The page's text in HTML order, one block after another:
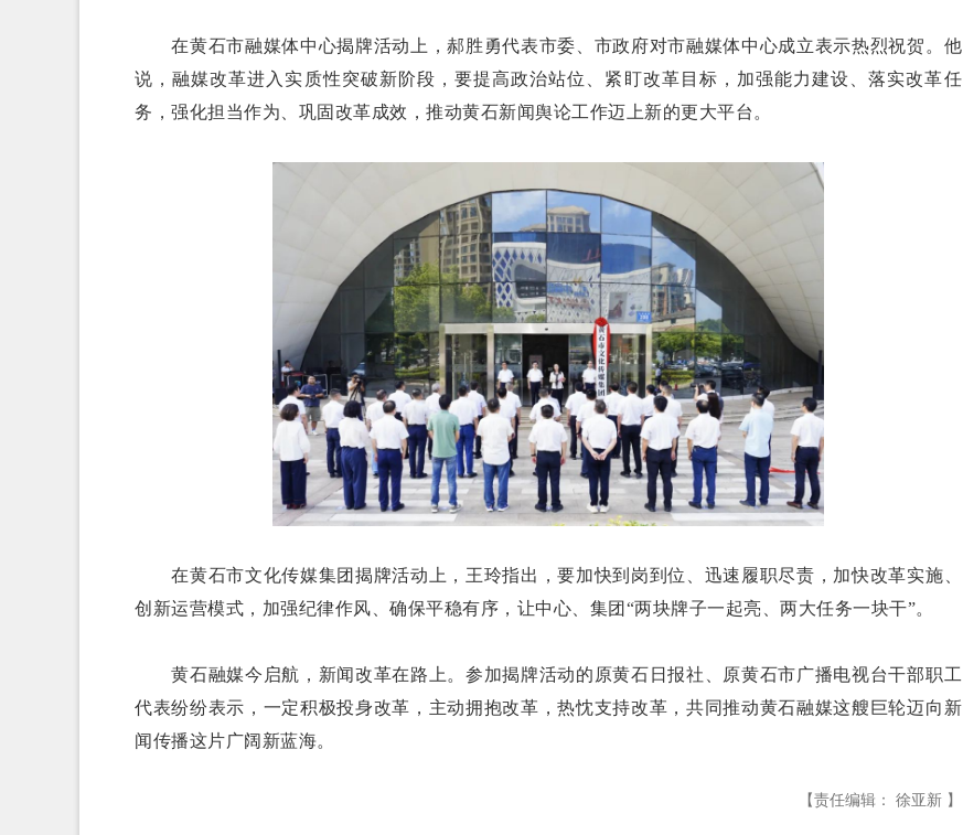
在黄石市融媒体中心揭牌活动上，郝胜勇代表市委、市政府对市融媒体中心成立表示热烈祝贺。他
说，融媒改革进入实质性突破新阶段，要提高政治站位、紧盯改革目标，加强能力建设、落实改革任
务，强化担当作为、巩固改革成效，推动黄石新闻舆论工作迈上新的更大平台。
在黄石市文化传媒集团揭牌活动上，王玲指出，要加快到岗到位、迅速履职尽责，加快改革实施、
创新运营模式，加强纪律作风、确保平稳有序，让中心、集团“两块牌子一起亮、两大任务一块干”。
黄石融媒今启航，新闻改革在路上。参加揭牌活动的原黄石日报社、原黄石市广播电视台干部职工
代表纷纷表示，一定积极投身改革，主动拥抱改革，热忱支持改革，共同推动黄石融媒这艘巨轮迈向新
闻传播这片广阔新蓝海。
【责任编辑： 徐亚新 】